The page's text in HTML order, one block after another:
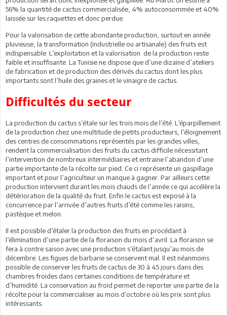
56% la quantité de cactus commercialisée, 4% autoconsommée et 40%
laissée sur les raquettes et donc perdue.
Pour la valorisation de cette abondante production, surtout en année
pluvieuse, la transformation (industrielle ou artisanale) des fruits est
indispensable. L’exploitation et la valorisation de la production reste
faible et insuffisante. La Tunisie ne dispose que d’une dizaine d’ateliers
de fabrication et de production des dérivés du cactus dont les plus
importants sont l’huile des graines et le vinaigre de cactus.
Difficultés du secteur
La production du cactus s’étale sur les trois mois de l’été. L’éparpillement
de la production chez une multitude de petits producteurs, l’éloignement
des centres de consommations représentés par les grandes villes,
rendent la commercialisation des fruits du cactus difficile nécessitant
l’intervention de nombreux intermédiaires et entraine l’abandon d’une
partie importante de la récolte sur pied. Ce ci représente un gaspillage
important et pour l’agriculteur un manque à gagner. Par ailleurs cette
production intervient durant les mois chauds de l’année ce qui accélère la
détérioration de la qualité du fruit. Enfin le cactus est exposé à la
concurrence par l’arrivée d’autres fruits d’été comme les raisins,
pastèque et melon.
Il est possible d’étaler la production des fruits en procédant à
l’élimination d’une partie de la floraison du mois d’avril. La floraison se
fera à contre saison avec une production s’étalant jusqu’au mois de
décembre. Les figues de barbarie se conservent mal. Il est néanmoins
possible de conserver les fruits de cactus de 30 à 45 jours dans des
chambres froides dans certaines conditions de température et
d’humidité. La conservation au froid permet de reporter une partie de la
récolte pour la commercialiser au mois d’octobre où les prix sont plus
intéressants.